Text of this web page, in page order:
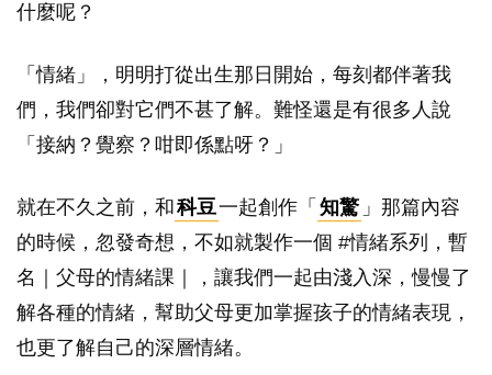
什麼呢？
「情緒」，明明打從出生那日開始，每刻都伴著我
們，我們卻對它們不甚了解。難怪還是有很多人說
「接納？覺察？咁即係點呀？」
就在不久之前，和 科豆一起創作「 知驚 」那篇內容
的時候，忽發奇想，不如就製作一個 #情緒系列，暫
名｜父母的情緒課｜，讓我們一起由淺入深，慢慢了
解各種的情緒，幫助父母更加掌握孩子的情緒表現，
也更了解自己的深層情緒。